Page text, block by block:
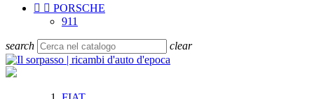
  PORSCHE
911
search clear